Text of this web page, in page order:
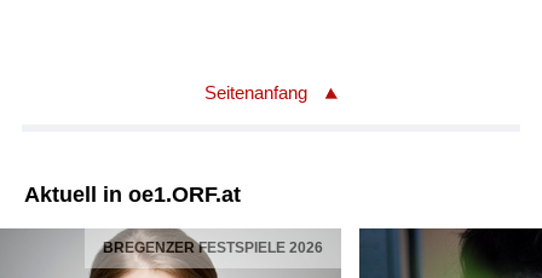
Seitenanfang
Aktuell in oe1.ORF.at
BREGENZER FESTSPIELE 2026